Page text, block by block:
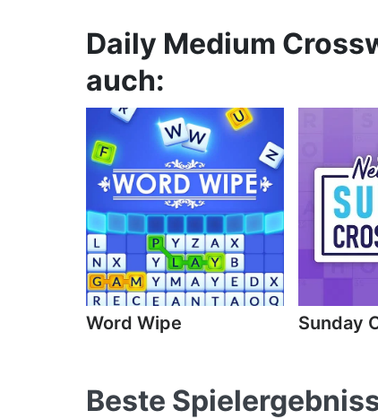
Daily Medium
auch:
Word Wipe Sunday
Beste